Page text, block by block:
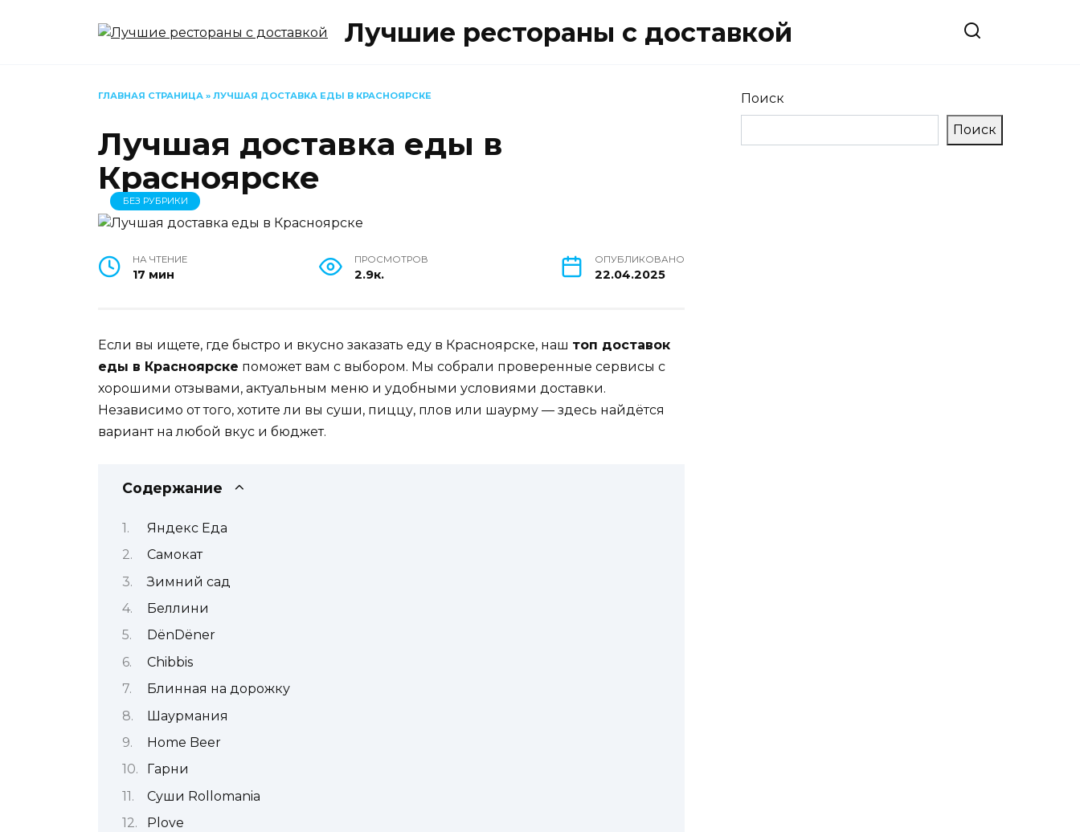
Лучшие рестораны с доставкой
ГЛАВНАЯ СТРАНИЦА » ЛУЧШАЯ ДОСТАВКА ЕДЫ В КРАСНОЯРСКЕ
Лучшая доставка еды в
Красноярске
БЕЗ РУБРИКИ
НА ЧТЕНИЕ
17 мин
ПРОСМОТРОВ
2.9к.
ОПУБЛИКОВАНО
22.04.2025
Если вы ищете, где быстро и вкусно заказать еду в Красноярске, наш топ доставок
еды в Красноярске поможет вам с выбором. Мы собрали проверенные сервисы с
хорошими отзывами, актуальным меню и удобными условиями доставки.
Независимо от того, хотите ли вы суши, пиццу, плов или шаурму — здесь найдётся
вариант на любой вкус и бюджет.
Содержание
Яндекс Еда
Самокат
Зимний сад
Беллини
DёnDёner
Chibbis
Блинная на дорожку
Шаурмания
Home Beer
Гарни
Суши Rollomania
Plove
Поиск
Поиск